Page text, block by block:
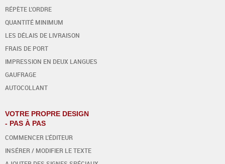
RÉPÈTE L'ORDRE
QUANTITÉ MINIMUM
LES DÉLAIS DE LIVRAISON
FRAIS DE PORT
IMPRESSION EN DEUX LANGUES
GAUFRAGE
AUTOCOLLANT
VOTRE PROPRE DESIGN
- PAS À PAS
COMMENCER L'ÉDITEUR
INSÉRER / MODIFIER LE TEXTE